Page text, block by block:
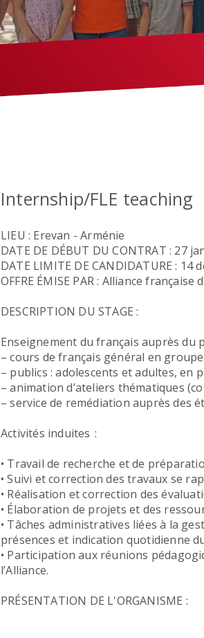
Internship/FLE teaching
LIEU : Erevan - Arménie
DATE DE DÉBUT DU CONTRAT : 27
DATE LIMITE DE CANDIDATURE : 14
OFFRE ÉMISE PAR : Alliance française
DESCRIPTION DU STAGE :
Enseignement du français auprès du
– cours de français général en
– publics : adolescents et adultes, en
– animation d’ateliers thématiques
– service de remédiation auprès des
Activités induites :
• Travail de recherche et de
• Suivi et correction des travaux se
• Réalisation et correction des
• Élaboration de projets et des
• Tâches administratives liées à la
présences et indication quotidienne
• Participation aux réunions
l’Alliance.
PRÉSENTATION DE L'ORGANISME :